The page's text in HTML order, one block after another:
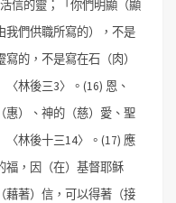
信的靈；「你們明顯（顯
我們供職所寫的），不是
的，不是寫在石（肉）
林後三3〉。 (16) 恩、
惠）、神的（慈）愛、聖
林後十三14〉。 (17) 應
福，因（在）基督耶稣
藉著）信，可以得著（接